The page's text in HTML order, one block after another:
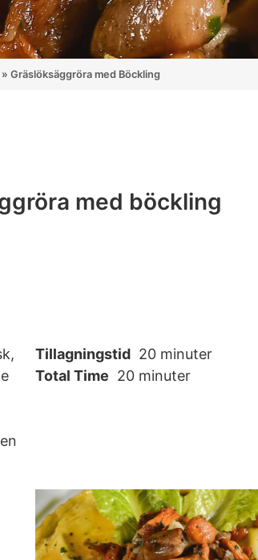
» Gräslöksäggröra med Böckling
med böckling
Tillagningstid 20 minuter
Total Time 20 minuter